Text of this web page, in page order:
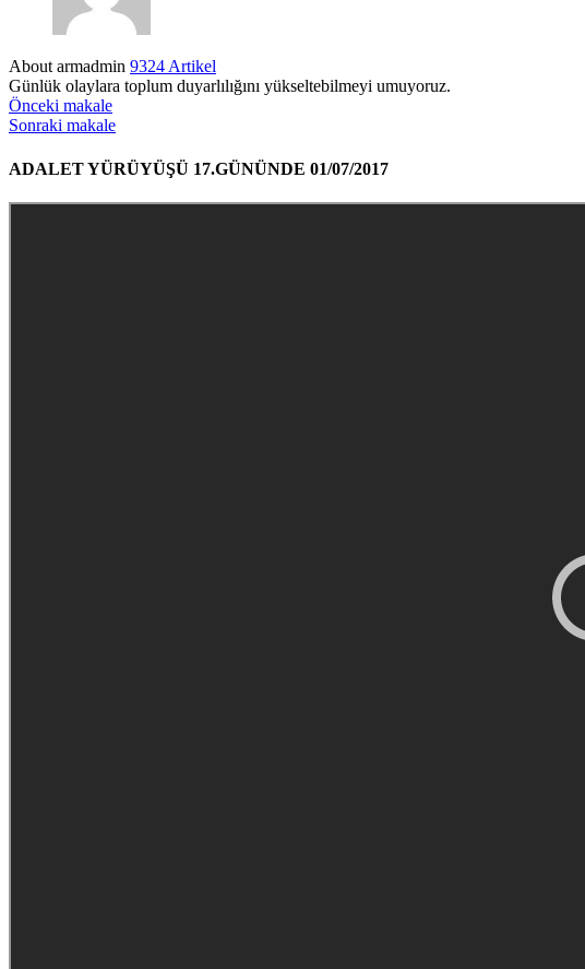
About armadmin 9324 Artikel
Günlük olaylara toplum duyarlılığını yükseltebilmeyi umuyoruz.
Önceki makale
Sonraki makale
ADALET YÜRÜYÜŞÜ 17.GÜNÜNDE 01/07/2017